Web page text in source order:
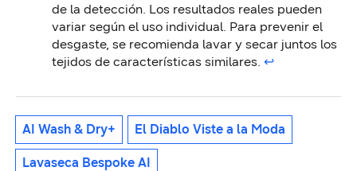
de la detección. Los resultados reales pueden
variar según el uso individual. Para prevenir el
desgaste, se recomienda lavar y secar juntos los
tejidos de características similares. ↩︎
AI Wash & Dry+ El Diablo Viste a la Moda
Lavaseca Bespoke AI